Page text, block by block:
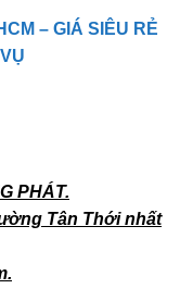
– GIÁ SIÊU RẺ
PHÁT.
Tân Thới nhất